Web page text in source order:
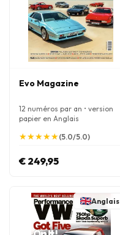
Evo Magazine
12 numéros par an • version
papier en Anglais
★
★★
★★
★★
★★
★(5.0/5.0)
€ 249,95
Anglais